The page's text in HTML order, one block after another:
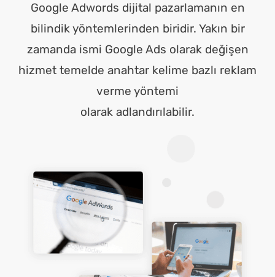
Google Adwords dijital pazarlamanın en
bilindik yöntemlerinden biridir. Yakın bir
zamanda ismi Google Ads olarak değişen
hizmet temelde anahtar kelime bazlı reklam
verme yöntemi
olarak adlandırılabilir.